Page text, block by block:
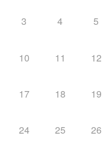
3 4 5
10 11 12
17 18 19
24 25 26